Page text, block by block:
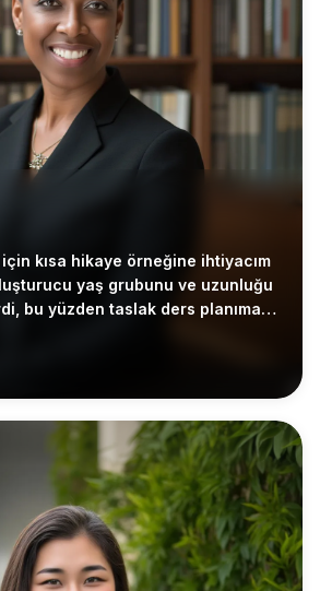
kısa hikaye örneğine ihtiyacım
yaş grubunu ve uzunluğu
bu yüzden taslak ders planıma